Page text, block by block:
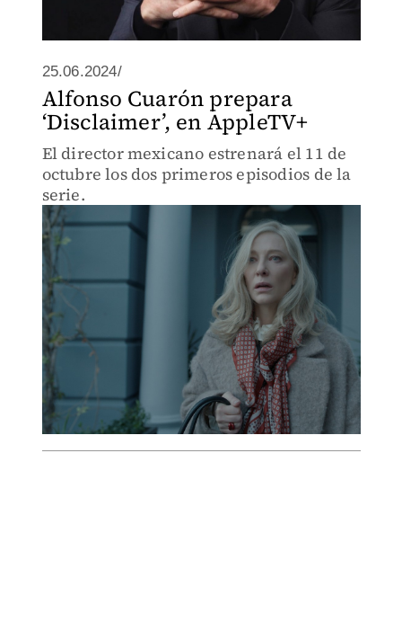
25.06.2024/
Alfonso Cuarón prepara
‘Disclaimer’, en AppleTV+
El director mexicano estrenará el 11 de
octubre los dos primeros episodios de la
serie.